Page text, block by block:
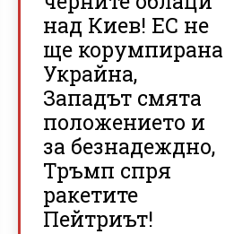
над Киев! ЕС не
ще корумпирана
Украйна,
Западът смята
положението и
за безнадеждно,
Тръмп спря
ракетите
Пейтриът!